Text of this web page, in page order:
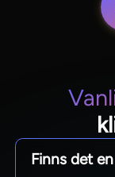
Finns det